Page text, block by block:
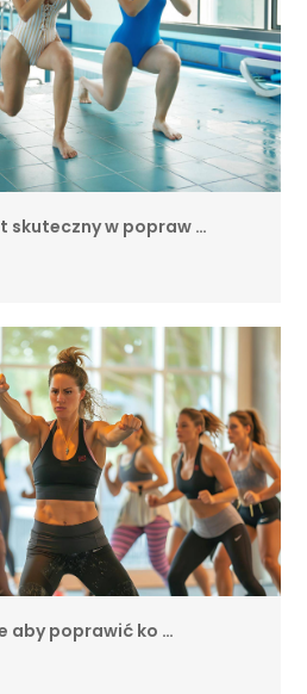
skuteczny w popraw …
aby poprawić ko …